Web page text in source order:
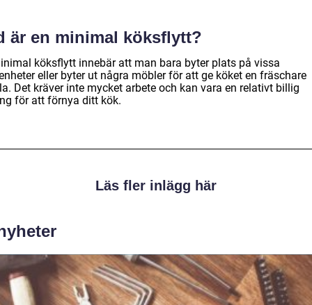
är en minimal köksflytt?
köksflytt innebär att man bara byter plats på vissa
eller byter ut några möbler för att ge köket en fräschare
Det kräver inte mycket arbete och kan vara en relativt billig
för att förnya ditt kök.
Läs fler inlägg här